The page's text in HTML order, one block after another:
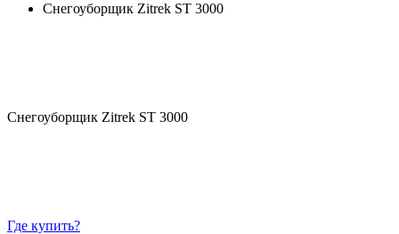
Снегоуборщик Zitrek ST 3000
Снегоуборщик Zitrek ST 3000
Где купить?